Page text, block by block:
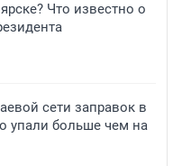
Что известно о
сети заправок в
упали больше чем на